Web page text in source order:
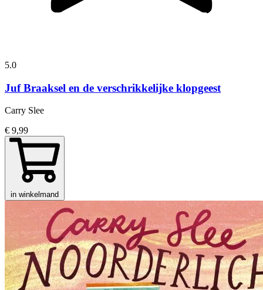
5.0
Juf Braaksel en de verschrikkelijke klopgeest
Carry Slee
€ 9,99
in winkelmand